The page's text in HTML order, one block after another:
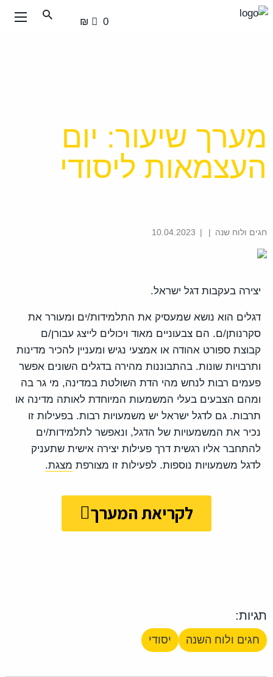
עבור
0 ₪
מערך שיעור: יום
העצמאות ליסודי
חגים ולוח שנה |
|
יצירה בעקבות דגל ישראל.
דגלים הוא נושא שמעסיק את התלמידות/ים ומעורר את
סקרנותן/ם. הם צבעוניים מאוד ויכולים לייצג עבורן/ם
קבוצת ספורט אהודה או אמצעי נגיש ומעניין להכיר מדינות
ותרבויות שונות. בהתבוננות מהירה בדגלים השונים אפשר
פעמים רבות לנחש מהי הדת השולטת במדינה, מי גר בה
ומהם הצבעים בעלי המשמעות המיוחדת לאותה מדינה או
תרבות. גם לדגל ישראל יש משמעויות רבות. בפעילות זו
נכיר את המשמעויות של הדגל, ונאפשר לתלמידות/ים
להתחבר אליו רגשית דרך פעילות יצירה אישית שתעניק
לדגל משמעויות נוספות. לפעילות זו מצורפת מצגת.
לקריאת המערך
תגיות:
חגים ולוח השנה יסודי